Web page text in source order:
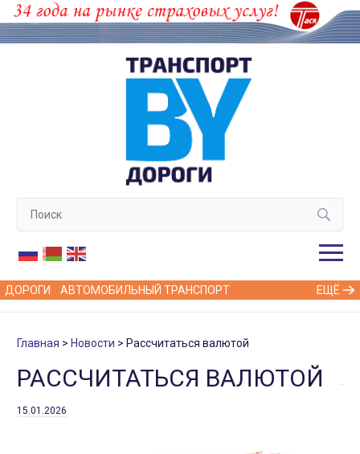
ДОРОГИ АВТОМОБИЛЬНЫЙ ТРАНСПОРТ ЕЩЁ
Главная Новости Рассчитаться валютой
РАССЧИТАТЬСЯ ВАЛЮТОЙ
15.01.2026